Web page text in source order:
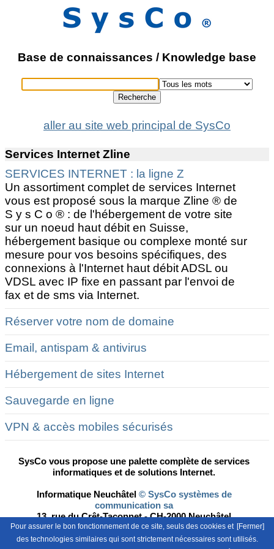
Base de connaissances / Knowledge base
Recherche
aller au site web principal de SysCo
Services Internet Zline
SERVICES INTERNET : la ligne Z
Un assortiment complet de services Internet
vous est proposé sous la marque Zline ® de
S y s C o ® : de l'hébergement de votre site
sur un noeud haut débit en Suisse,
hébergement basique ou complexe monté sur
mesure pour vos besoins spécifiques, des
connexions à l'Internet haut débit ADSL ou
VDSL avec IP fixe en passant par l'envoi de
fax et de sms via Internet.
Réserver votre nom de domaine
Email, antispam & antivirus
Hébergement de sites Internet
Sauvegarde en ligne
VPN & accès mobiles sécurisés
SysCo vous propose une palette complète de services
informatiques et de solutions Internet.
Informatique Neuchâtel© SysCo systèmes de
communication sa
13, rue du Crêt-Taconnet - CH-2000 Neuchâtel
[Fermer]
Pour assurer le bon fonctionnement de ce site, seuls des cookies et
des technologies similaires qui sont strictement nécessaires sont utilisés.